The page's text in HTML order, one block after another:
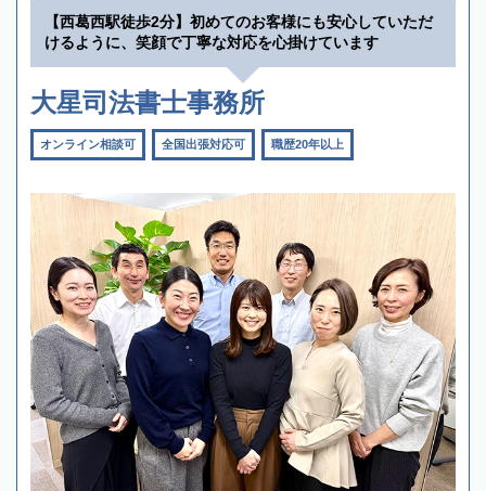
【西葛西駅徒歩2分】初めてのお客様にも安心していただ
けるように、笑顔で丁寧な対応を心掛けています
大星司法書士事務所
オンライン相談可 全国出張対応可 職歴20年以上